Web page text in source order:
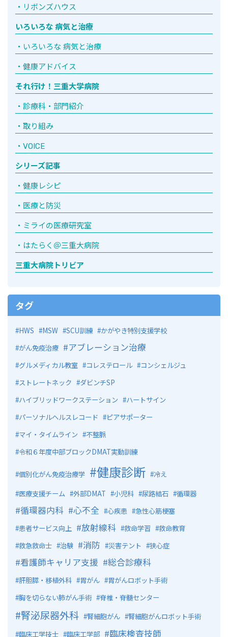
リボンズハウス
いろいろな 病気と治療
いろいろな 病気と治療
健康アドバイス
それ行け！三重大学病院
診療科・部門紹介
取り組み
VOICE
シリーズ記事
健康レシピ
医療と防災
ミライの医療研究室
はたらく＠三重大病院
三重大病院トリビア
タグ
HWS MSW SCU訓練
かがやき特別支援学校
がん免疫治療
アブレーション治療
グルメディカル教室 コレステロール
コンシェルジュ
ストレートネック
ダビンチSP
ハイブリッドワークステーション
ハートサイン
パーソナルヘルスレコード
ピアサポーター
マイ・タイムライン
不整脈
令和６年度中部ブロックDMAT実動訓練
個別化がん免疫治療学 健康診断
冷え
医療支援チーム
外部DMAT 小児科 尿路結石 循環器
循環器内科 心不全 心疾患
急性心筋梗塞
患者サービス向上
放射線科 救命学習
救命教育
救急救命士
治験 消防 災害テント 狭心症
看護師キャリア支援 総合診療科
肝胆膵・移植外科 胃がん
胃がんロボット手術
胸を切らない肺がん手術
脊椎・脊髄センター
腎泌尿器外科 腎細胞がん
腎細胞がんロボット手術
臨床工学技士
臨床工学部 臨床検査技師